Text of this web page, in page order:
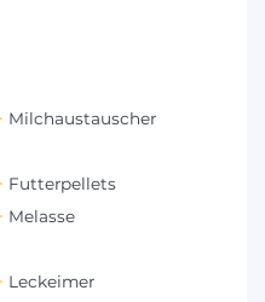
Milchaustauscher
Futterpellets
Melasse
Leckeimer